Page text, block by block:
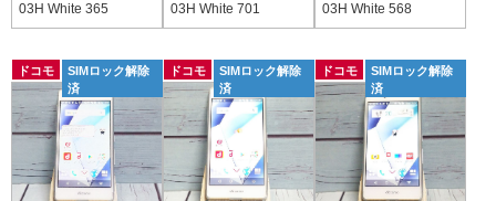
03H White 365
03H White 701
03H White 568
ドコモ
SIMロック解除
済
ドコモ
SIMロック解除
済
ドコモ
SIMロック解除
済